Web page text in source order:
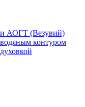
АОГТ (Везувий)
контуром